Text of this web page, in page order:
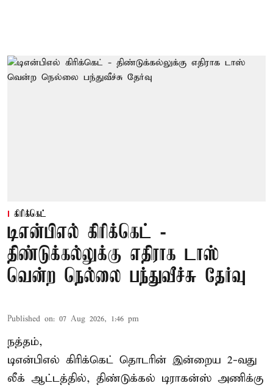
கிரிக்கெட்
டிஎன்பிஎல் கிரிக்கெட் -
திண்டுக்கல்லுக்கு எதிராக டாஸ்
வென்ற நெல்லை பந்துவீச்சு தேர்வு
Published on: 07 Aug 2026, 1:46 pm
நத்தம்,
டிஎன்பிஎல் கிரிக்கெட் தொடரின் இன்றைய 2-வது
லீக் ஆட்டத்தில், திண்டுக்கல் டிராகன்ஸ் அணிக்கு